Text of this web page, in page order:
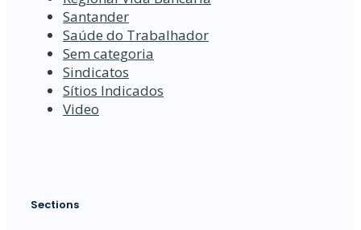
Santander
Saúde do Trabalhador
Sem categoria
Sindicatos
Sítios Indicados
Video
Sections